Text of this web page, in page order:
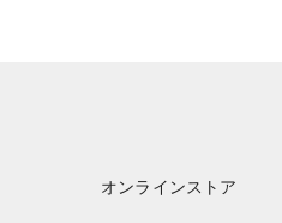
オンラインストア